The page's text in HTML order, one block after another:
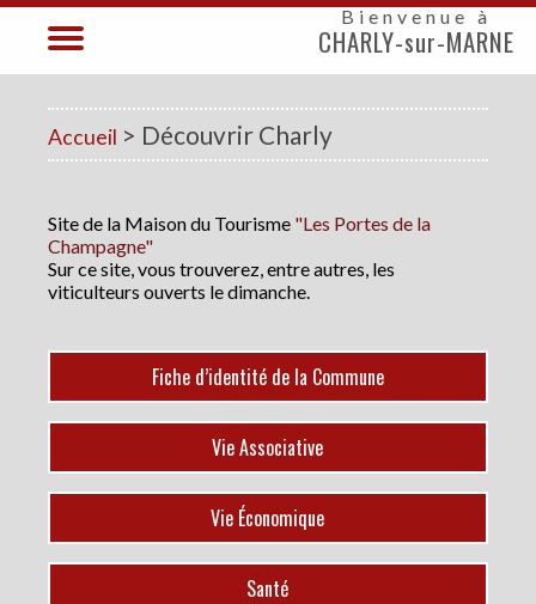
Bienvenue à
CHARLY-sur-MARNE
Accueil > Découvrir Charly
Site de la Maison du Tourisme "Les Portes de la
Champagne"
Sur ce site, vous trouverez, entre autres, les
viticulteurs ouverts le dimanche.
Fiche d’identité de la Commune
Vie Associative
Vie Économique
Santé